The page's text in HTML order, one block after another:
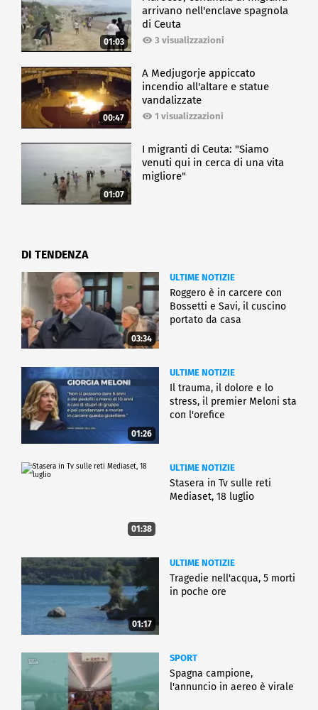
01:03
arrivano nell'enclave spagnola
di Ceuta
3 visualizzazioni
00:47
A Medjugorje appiccato
incendio all'altare e statue
vandalizzate
1 visualizzazioni
01:07
I migranti di Ceuta: "Siamo
venuti qui in cerca di una vita
migliore"
DI TENDENZA
03:34
ULTIME NOTIZIE
Roggero è in carcere con
Bossetti e Savi, il cuscino
portato da casa
01:26
ULTIME NOTIZIE
Il trauma, il dolore e lo
stress, il premier Meloni sta
con l'orefice
01:38
ULTIME NOTIZIE
Stasera in Tv sulle reti
Mediaset, 18 luglio
01:17
ULTIME NOTIZIE
Tragedie nell'acqua, 5 morti
in poche ore
SPORT
Spagna campione,
l'annuncio in aereo è virale